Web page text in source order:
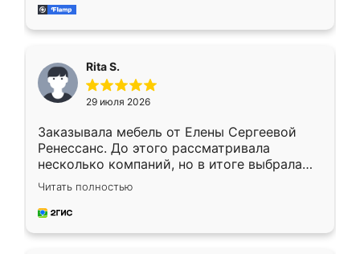
мебель за качественную работу!
Rita S.
29 июля 2026
Заказывала мебель от Елены Сергеевой
Ренессанс. До этого рассматривала
несколько компаний, но в итоге выбрала
эту. Сначала обговорили условия, потом
приехал замерщик, всё спокойно объяснил
и снял размеры. Изготовили в срок, с
Читать полностью